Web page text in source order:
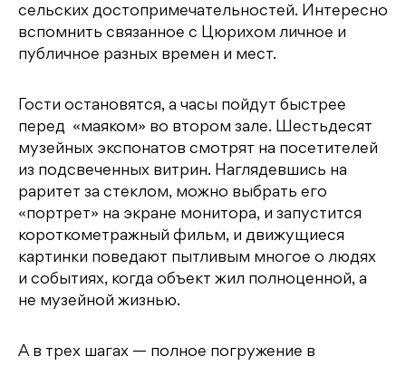
сельских достопримечательностей. Интересно
вспомнить связанное с Цюрихом личное и
публичное разных времен и мест.
Гости остановятся, а часы пойдут быстрее
перед «маяком» во втором зале. Шестьдесят
музейных экспонатов смотрят на посетителей
из подсвеченных витрин. Наглядевшись на
раритет за стеклом, можно выбрать его
«портрет» на экране монитора, и запустится
короткометражный фильм, и движущиеся
картинки поведают пытливым многое о людях
и событиях, когда объект жил полноценной, а
не музейной жизнью.
А в трех шагах — полное погружение в